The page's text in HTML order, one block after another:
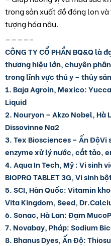
trong sản xuất đồ đóng lon
tượng hóa nâu.
————–
CÔNG TY CỔ PHẦN BQ&Qlà
thương hiệu lớn, chuyên
trong lĩnh vực thú y – thủy
1. Baja Agroin, Mexico:
Liquid
2. Nouryon – Akzo Nobel, Hà
Dissovinne Na2
3. Tex Biosciences – Ấn
enzyme xử lý nước, cắt tảo,
4. Aqua In Tech, Mỹ : Vi sinh
BIOPRO TABLET 3G, Vi sinh
5. SCI, Hàn Quốc: Vitamin
Vita Kingdom, Seed,
6. Sonac, Hà Lan: Đạm
7. Novabay, Pháp: Sodium
8. Bhanus Dyes, Ấn Độ: